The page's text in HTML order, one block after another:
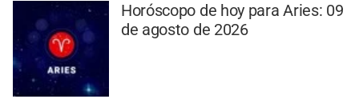
Horóscopo de hoy para Aries: 09
de agosto de 2026